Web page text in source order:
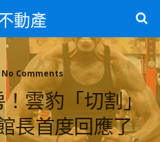
動產
No Comments
雲豹「切割」
長首度回應了